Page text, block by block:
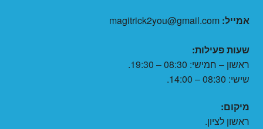
אמייל:
שעות פעילות:
ראשון – חמישי: 08:30 – 19:30.
שישי: 08:30 – 14:00.
מיקום:
ראשון לציון.